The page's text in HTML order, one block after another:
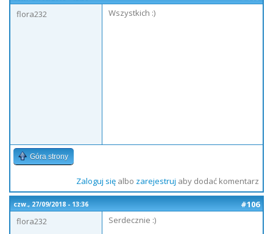
flora232
Wszystkich :)
Góra strony
Zaloguj sięalbo zarejestruj aby dodać komentarz
czw., 27/09/2018 - 13:36
#106
flora232
Serdecznie :)